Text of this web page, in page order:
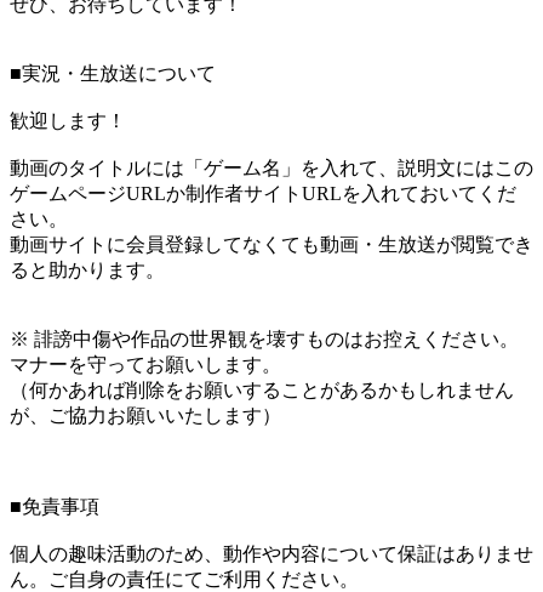
ぜひ、お待ちしています！
■実況・生放送について
歓迎します！
動画のタイトルには「ゲーム名」を入れて、説明文にはこの
ゲームページURLか制作者サイトURLを入れておいてくだ
さい。
動画サイトに会員登録してなくても動画・生放送が閲覧でき
ると助かります。
※ 誹謗中傷や作品の世界観を壊すものはお控えください。
マナーを守ってお願いします。
（何かあれば削除をお願いすることがあるかもしれません
が、ご協力お願いいたします）
■免責事項
個人の趣味活動のため、動作や内容について保証はありませ
ん。ご自身の責任にてご利用ください。